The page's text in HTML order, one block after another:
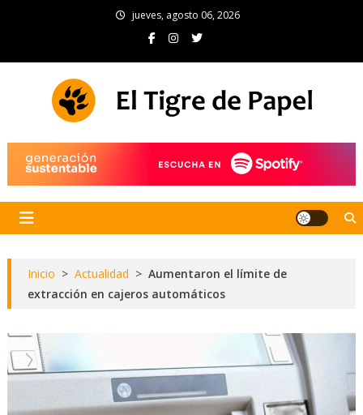
jueves, agosto 06, 2026
Inicio > Actualidad > Aumentaron el límite de
extracción en cajeros automáticos